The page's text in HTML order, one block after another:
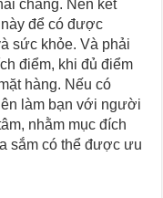
chăng. Nên kết
để có được
sức khỏe. Và phải
điểm, khi đủ điểm
hàng. Nếu có
làm bạn với người
nhằm mục đích
sắm có thể được ưu